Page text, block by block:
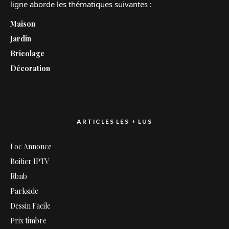
ligne aborde les thématiques suivantes :
Maison
Jardin
Bricolage
Décoration
ARTICLES LES + LUS
Loc Annonce
Boitier IPTV
Rbnb
Parkside
Dessin Facile
Prix timbre